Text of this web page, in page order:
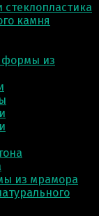
стеклопластика
камня
формы из
из мрамора